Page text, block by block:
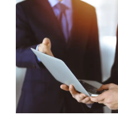
구성원
의료전문
소식/
언론보
공지
법률
법률
뉴스레터/